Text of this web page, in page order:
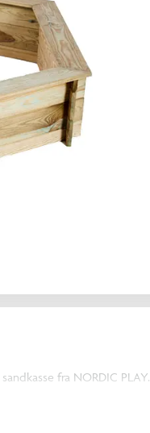
fra NORDIC PLAY.